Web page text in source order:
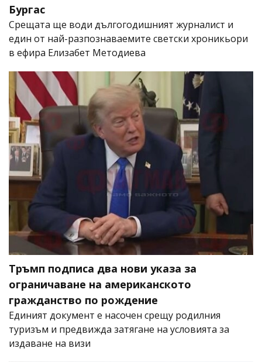
Бургас
Срещата ще води дългогодишният журналист и
един от най-разпознаваемите светски хроникьори
в ефира Елизабет Методиева
Тръмп подписа два нови указа за
ограничаване на американското
гражданство по рождение
Единият документ е насочен срещу родилния
туризъм и предвижда затягане на условията за
издаване на визи